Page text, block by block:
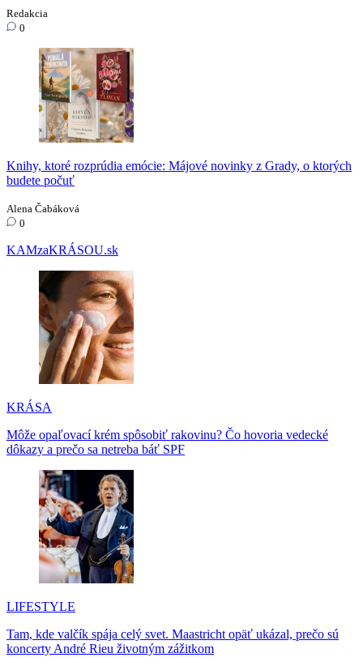
Redakcia
0
Knihy, ktoré rozprúdia emócie: Májové novinky z Grady, o ktorých
budete počuť
Alena Čabáková
0
KAMzaKRÁSOU.sk
KRÁSA
Môže opaľovací krém spôsobiť rakovinu? Čo hovoria vedecké
dôkazy a prečo sa netreba báť SPF
LIFESTYLE
Tam, kde valčík spája celý svet. Maastricht opäť ukázal, prečo sú
koncerty André Rieu životným zážitkom